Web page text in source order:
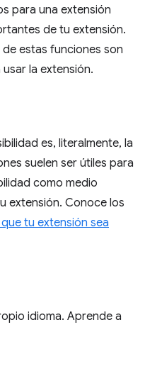
para una extensión
de tu extensión.
estas funciones son
la extensión.
es, literalmente, la
suelen ser útiles para
como medio
extensión. Conoce los
tu extensión sea
idioma. Aprende a